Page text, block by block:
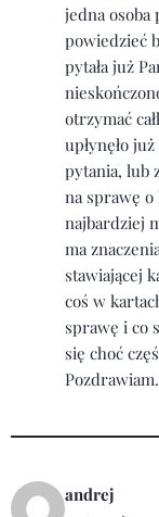
jedna
powiedzieć
pytała już
otrzymać
upłynęło
pytania, lub
na sprawę o
najbardziej
ma
stawiającej
coś w
sprawę i co
się choć
andrej